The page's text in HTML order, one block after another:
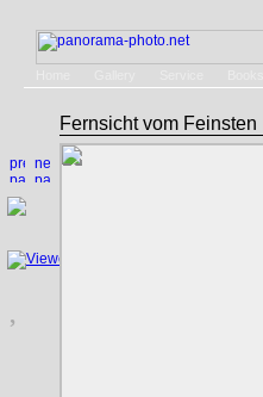
Fernsicht vom Feinsten